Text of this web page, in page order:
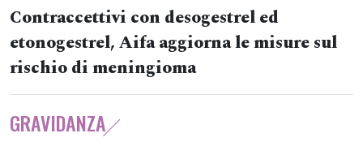
Contraccettivi con desogestrel ed
etonogestrel, Aifa aggiorna le misure sul
rischio di meningioma
GRAVIDANZA